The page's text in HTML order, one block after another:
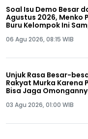
Soal Isu Demo Besar
Agustus 2026, Menko
Buru Kelompok Ini
06 Agu 2026, 08:15 WIB
Unjuk Rasa Besar-
Rakyat Murka Karena
Bisa Jaga
03 Agu 2026, 01:00 WIB